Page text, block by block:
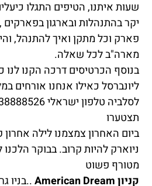
שעות איתנו, הטיפים התגלו
יקר בהתנהלות ובארגון
פארק וכל מתקן ואיך להתנהל,
מארה"ב לכל שאלה.
בנוסף הכרטיסים דרכה הקנו לנו
ליונברסל כאילו אנחנו אורחים
תצטערו
ביום האחרון צמצמנו לילה
ניוארק להיות קרוב. בבוקר
מטורף פשוט
קניון American Dream
..בניו